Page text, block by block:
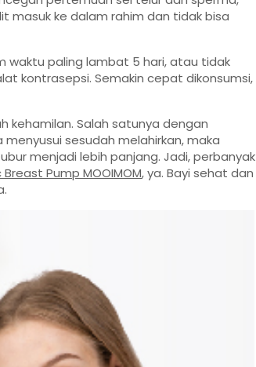
masuk ke dalam rahim dan tidak bisa
waktu paling lambat 5 hari, atau tidak
kontrasepsi. Semakin cepat dikonsumsi,
kehamilan. Salah satunya dengan
sesudah melahirkan, maka
menjadi lebih panjang. Jadi, perbanyak
Pump MOOIMOM, ya. Bayi sehat dan